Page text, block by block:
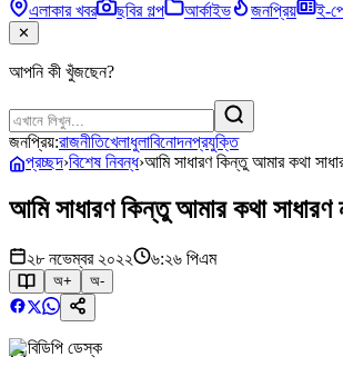
এলাকার খবর
ছবির গল্প আর্কাইভ জনপ্রিয় ই-
✕
আপনি কী খুঁজছেন?
জনপ্রিয়:রাজনীতিখেলাধুলাবিনোদনপ্রযুক্তি
প্রচ্ছদ›বিশেষ নিবন্ধ›আমি সাধারণ কিন্তু আমার কথা
আমি সাধারণ কিন্তু আমার কথা সাধারণ
২৮ নভেম্বর ২০২২ ৬:২৬ পিএম
অ+ অ-
বিডিপি ডেস্ক